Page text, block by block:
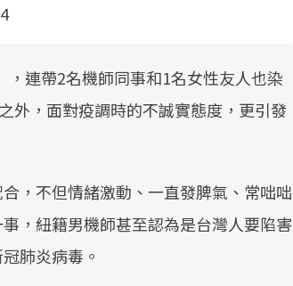
，連帶2名機師同事和1名女性友人也染
外，面對疫調時的不誠實態度，更引發
，不但情緒激動、一直發脾氣、常咄咄
，紐籍男機師甚至認為是台灣人要陷害
肺炎病毒。
政策如「健康台灣推動委員會」與「長
關注的核心議題。然而，健檢不只是醫
前往專題
全面啟動你的健康革命！
前往專題
建立對亞健康的認知，進而引導實際的
前往專題